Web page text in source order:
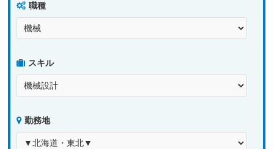
職種
スキル
勤務地